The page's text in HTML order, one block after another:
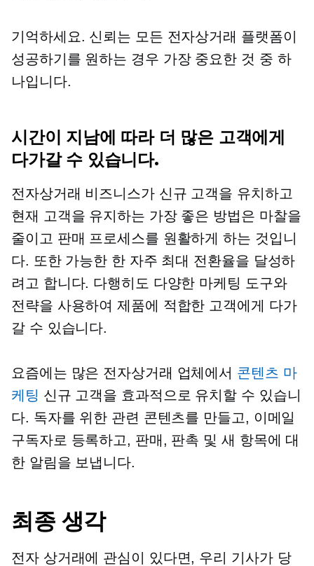
기억하세요. 신뢰는 모든 전자상거래 플랫폼이
성공하기를 원하는 경우 가장 중요한 것 중 하
나입니다.
시간이 지남에 따라 더 많은 고객에게
다가갈 수 있습니다.
전자상거래 비즈니스가 신규 고객을 유치하고
현재 고객을 유지하는 가장 좋은 방법은 마찰을
줄이고 판매 프로세스를 원활하게 하는 것입니
다. 또한 가능한 한 자주 최대 전환율을 달성하
려고 합니다. 다행히도 다양한 마케팅 도구와
전략을 사용하여 제품에 적합한 고객에게 다가
갈 수 있습니다.
요즘에는 많은 전자상거래 업체에서 콘텐츠 마
케팅 신규 고객을 효과적으로 유치할 수 있습니
다. 독자를 위한 관련 콘텐츠를 만들고, 이메일
구독자로 등록하고, 판매, 판촉 및 새 항목에 대
한 알림을 보냅니다.
최종 생각
전자 상거래에 관심이 있다면, 우리 기사가 당